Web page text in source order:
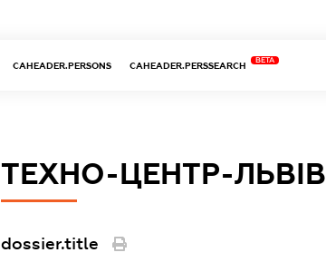
CAHEADER.PERSONS CAHEADER.PERSSEARCH
BETA
ТЕХНО-ЦЕНТР-ЛЬВІВ
dossier.title